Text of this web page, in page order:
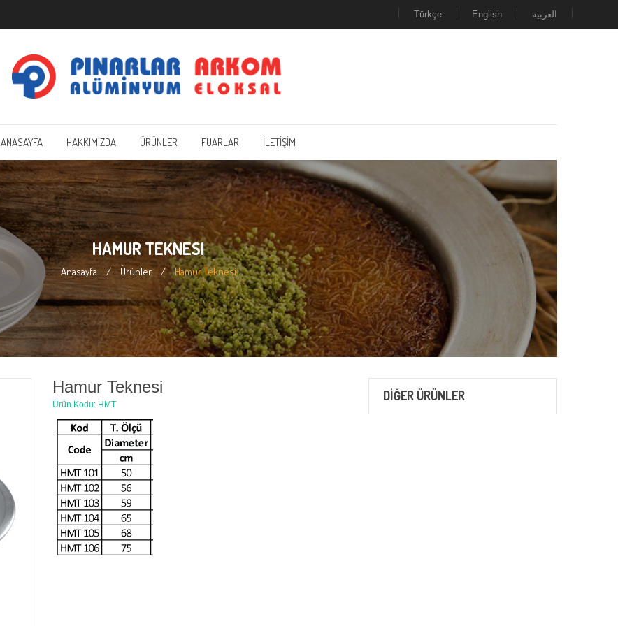
Türkçe English العربية
ANASAYFA HAKKIMIZDA ÜRÜNLER FUARLAR İLETİŞİM
HAMUR TEKNESI
Anasayfa / Ürünler / Hamur Teknesi
Hamur Teknesi
Ürün Kodu: HMT
DİĞER ÜRÜNLER